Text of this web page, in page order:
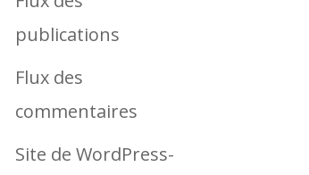
publications
Flux des
commentaires
Site de WordPress-